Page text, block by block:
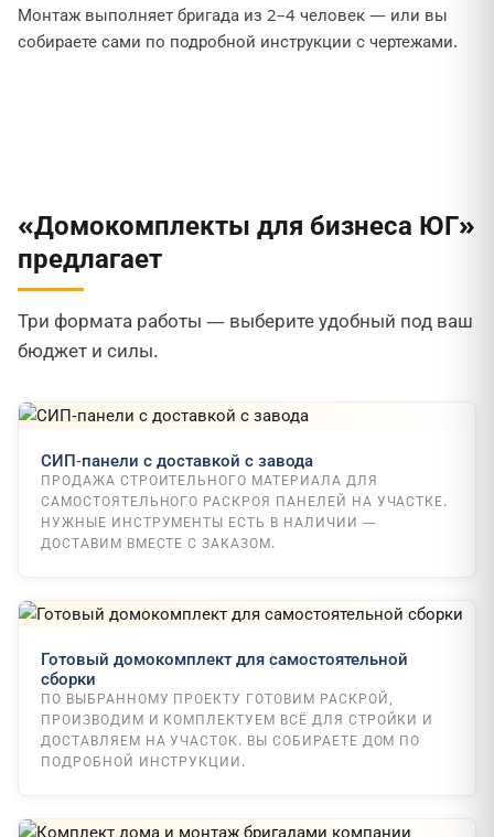
Монтаж выполняет бригада из 2–4 человек — или вы
собираете сами по подробной инструкции с чертежами.
«Домокомплекты для бизнеса ЮГ»
предлагает
Три формата работы — выберите удобный под ваш
бюджет и силы.
СИП-панели с доставкой с завода
ПРОДАЖА СТРОИТЕЛЬНОГО МАТЕРИАЛА ДЛЯ
САМОСТОЯТЕЛЬНОГО РАСКРОЯ ПАНЕЛЕЙ НА УЧАСТКЕ.
НУЖНЫЕ ИНСТРУМЕНТЫ ЕСТЬ В НАЛИЧИИ —
ДОСТАВИМ ВМЕСТЕ С ЗАКАЗОМ.
Готовый домокомплект для самостоятельной
сборки
ПО ВЫБРАННОМУ ПРОЕКТУ ГОТОВИМ РАСКРОЙ,
ПРОИЗВОДИМ И КОМПЛЕКТУЕМ ВСЁ ДЛЯ СТРОЙКИ И
ДОСТАВЛЯЕМ НА УЧАСТОК. ВЫ СОБИРАЕТЕ ДОМ ПО
ПОДРОБНОЙ ИНСТРУКЦИИ.